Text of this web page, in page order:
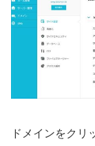
ドメインをクリ